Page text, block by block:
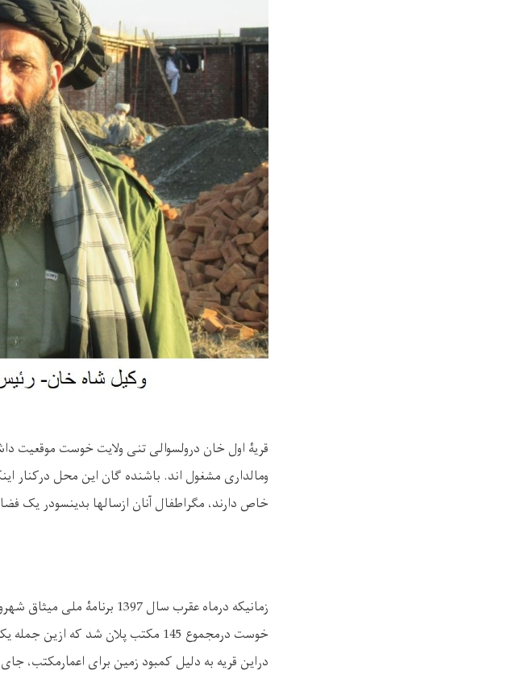
قریۀ اول خان درولسوالی تنی ولایت خوست موقعیت
ومالداری مشغول اند. باشنده گان این محل درکنار
خاص دارند، مگراطفال آنان ازسالها بدینسودر
زمانیکه درماه عقرب سال
خوست درمجموع 145 مکتب پلان شد که
دراین قریه به دلیل کمبود زمین برای اعمارمکتب،